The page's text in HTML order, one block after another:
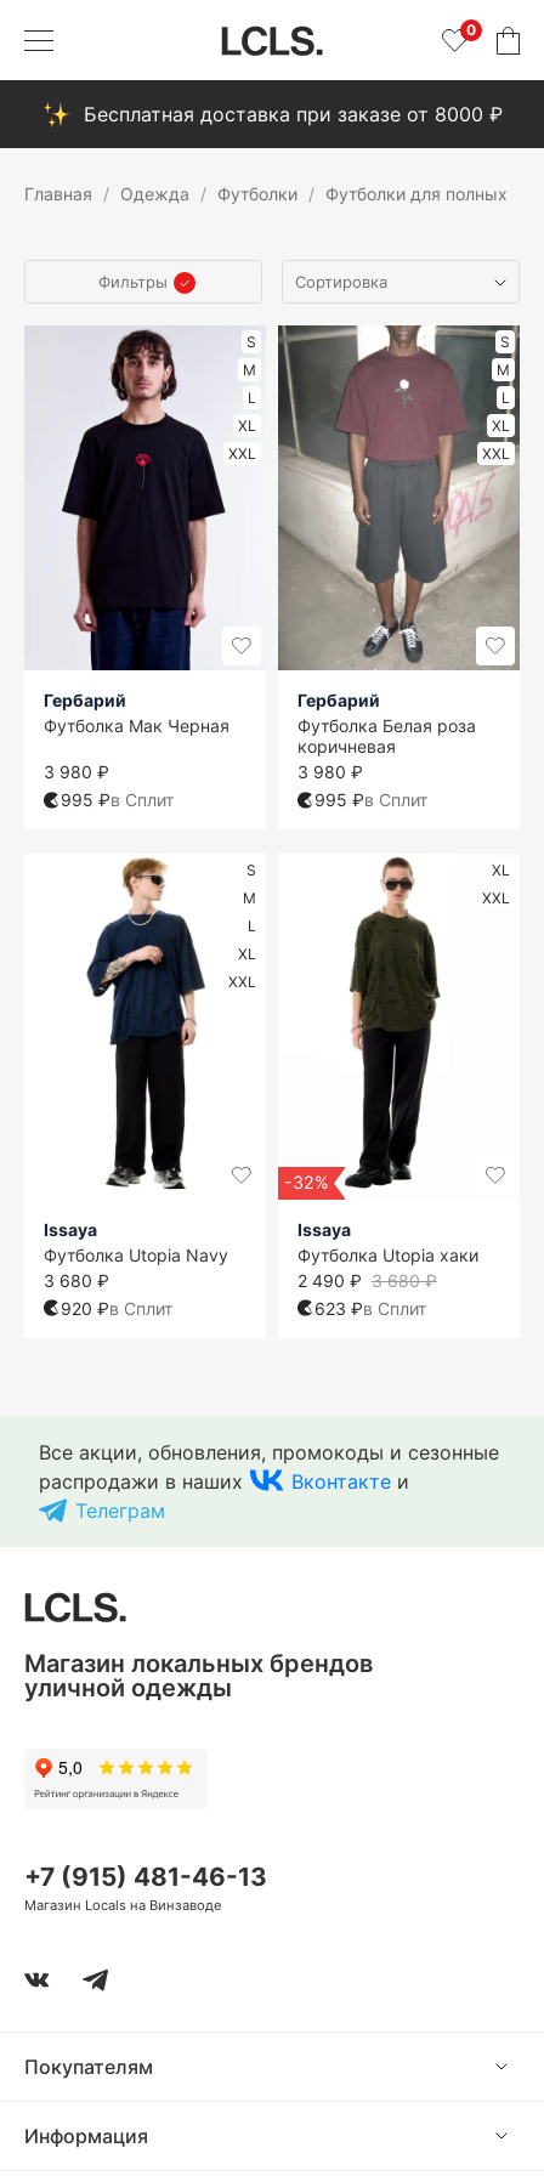
0
Бесплатная доставка при заказе от 8000 ₽
Главная Одежда Футболки Футболки для полных
Фильтры
S
M
L
XL
XXL
Гербарий
Футболка Мак Черная
3 980 ₽
995 ₽в Сплит
S
M
L
XL
XXL
Гербарий
Футболка Белая роза
коричневая
3 980 ₽
995 ₽в Сплит
S
M
L
XL
XXL
Issaya
Футболка Utopia Navy
3 680 ₽
920 ₽в Сплит
XL
XXL
-32%
Issaya
Футболка Utopia хаки
3 680 ₽
2 490 ₽
623 ₽в Сплит
Все акции, обновления, промокоды и сезонные
распродажи в наших
Вконтакте и
Телеграм
Покупателям
Информация
+7 (915) 481-46-13
Магазин Locals на Винзаводе
Магазин локальных брендов
уличной одежды